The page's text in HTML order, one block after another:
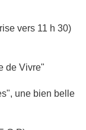
vers 11 h 30)
de Vivre"
une bien belle